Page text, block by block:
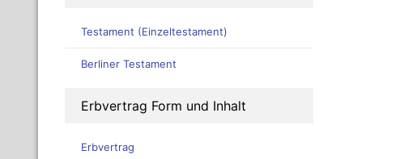
Testament (Einzeltestament)
Berliner Testament
Erbvertrag Form und Inhalt
Erbvertrag